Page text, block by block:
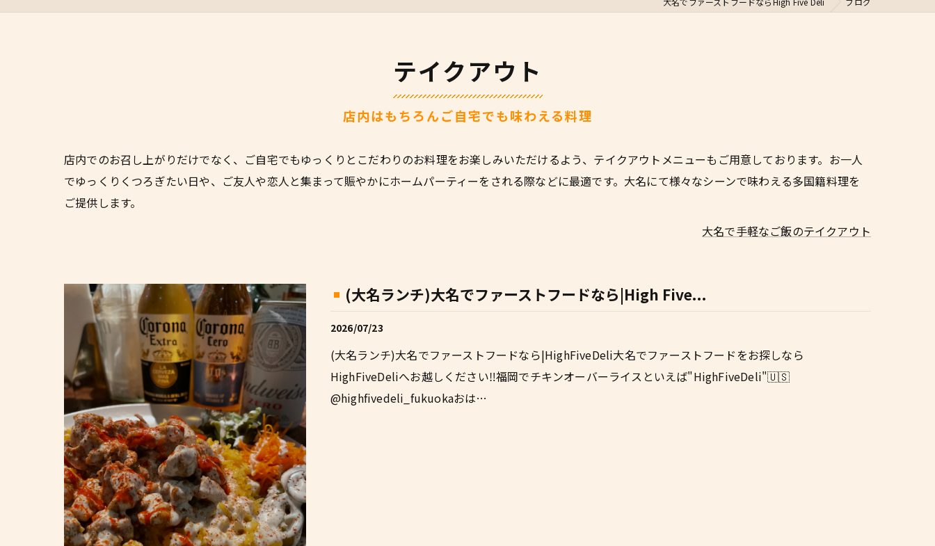
テイクアウト
店内はもちろんご自宅でも味わえる料理
店内でのお召し上がりだけでなく、ご自宅でもゆっくりとこだわりのお料理をお楽しみいただけるよう、テイクアウトメニューもご用意しております。お一人
でゆっくりくつろぎたい日や、ご友人や恋人と集まって賑やかにホームパーティーをされる際などに最適です。大名にて様々なシーンで味わえる多国籍料理を
ご提供します。
大名で手軽なご飯のテイクアウト
(大名ランチ)大名でファーストフードなら|High Five...
2026/07/23
(大名ランチ)大名でファーストフードなら|HighFiveDeli大名でファーストフードをお探しなら
HighFiveDeliへお越しください‼福岡でチキンオーバーライスといえば"HighFiveDeli"🇺🇸
@highfivedeli_fukuokaおは…